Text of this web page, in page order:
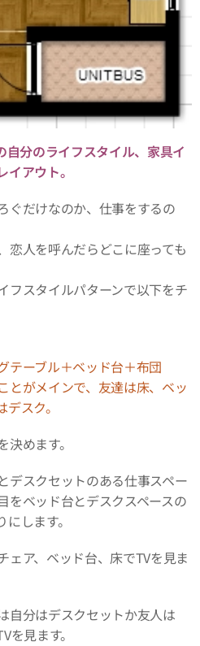
分のライフスタイル、家具イ
アウト。
ぐだけなのか、仕事をするの
恋人を呼んだらどこに座っても
フスタイルパターンで以下をチ
テーブル＋ベッド台＋布団
とがメインで、友達は床、ベッ
スク。
めます。
デスクセットのある仕事スペー
をベッド台とデスクスペースの
します。
ェア、ベッド台、床でTVを見ま
自分はデスクセットか友人は
を見ます。